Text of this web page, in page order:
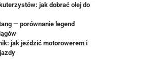
jak dobrać olej do
— porównanie legend
jak jeździć motorowerem i